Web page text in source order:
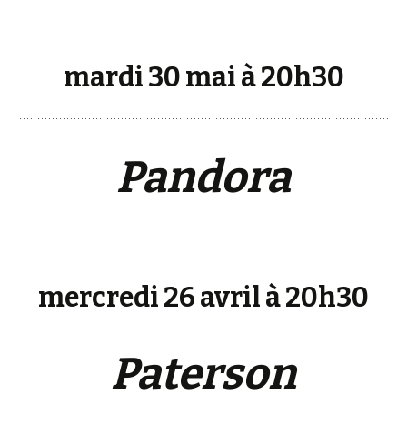
mardi 30 mai à 20h30
Pandora
mercredi 26 avril à 20h30
Paterson